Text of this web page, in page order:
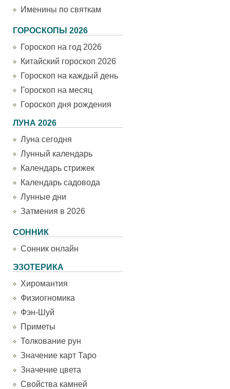
Именины по святкам
ГОРОСКОПЫ 2026
Гороскоп на год 2026
Китайский гороскоп 2026
Гороскоп на каждый день
Гороскоп на месяц
Гороскоп дня рождения
ЛУНА 2026
Луна сегодня
Лунный календарь
Календарь стрижек
Календарь садовода
Лунные дни
Затмения в 2026
СОННИК
Сонник онлайн
ЭЗОТЕРИКА
Хиромантия
Физиогномика
Фэн-Шуй
Приметы
Толкование рун
Значение карт Таро
Значение цвета
Свойства камней